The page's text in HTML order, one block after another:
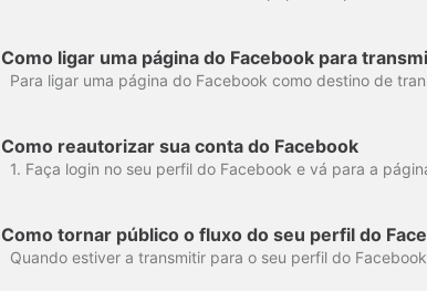
Como ligar uma página do Facebook para
Como reautorizar sua conta do Facebook
Como tornar público o fluxo do seu perfil do